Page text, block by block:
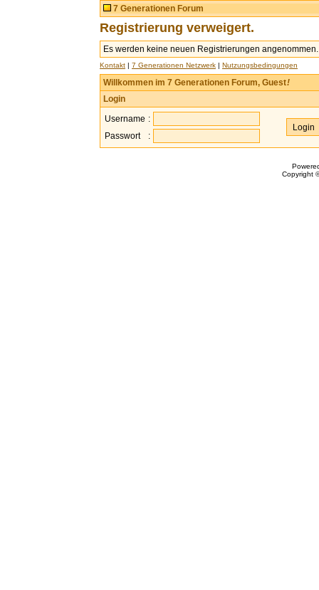
7 Generationen Forum
Registrierung verweigert.
Es werden keine neuen Registrierungen angenommen.
Kontakt | 7 Generationen Netzwerk | Nutzungsbedingungen
Willkommen im 7 Generationen Forum, Guest!
Login
Username :
Passwort
:
Copyright